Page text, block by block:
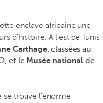
enclave africaine une
d'histoire. À l'est de Tunis
Carthage, classées au
et le Musée national de
se trouve l'énorme